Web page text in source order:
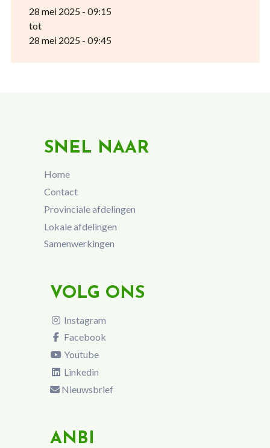
28 mei 2025 - 09:15
tot
28 mei 2025 - 09:45
SNEL NAAR
Home
Contact
Provinciale afdelingen
Lokale afdelingen
Samenwerkingen
VOLG ONS
Instagram
Facebook
Youtube
Linkedin
Nieuwsbrief
ANBI